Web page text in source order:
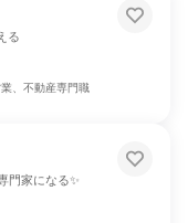
る
、不動産専門職
門家になる✨